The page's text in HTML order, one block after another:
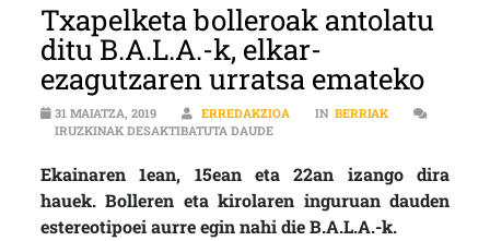
Txapelketa bolleroak antolatu
ditu B.A.L.A.-k, elkar-
ezagutzaren urratsa emateko
31 MAIATZA, 2019 ERREDAKZIOA IN BERRIAK
IRUZKINAK DESAKTIBATUTA DAUDETXAPELKETA BOLLEROAK
Ekainaren 1ean, 15ean eta 22an izango dira
hauek. Bolleren eta kirolaren inguruan dauden
estereotipoei aurre egin nahi die B.A.L.A.-k.